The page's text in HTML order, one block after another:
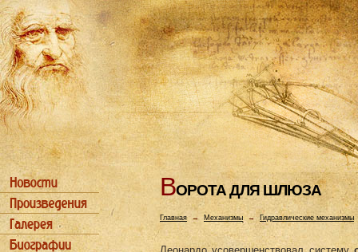
ВОРОТА ДЛЯ ШЛЮЗА
Главная→ Механизмы →Гидравлические механизмы